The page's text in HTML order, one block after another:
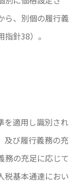
ら、別個の履行義
針38）。
を適用し識別され
及び履行義務の充
務の充足に応じて
税基本通達におい